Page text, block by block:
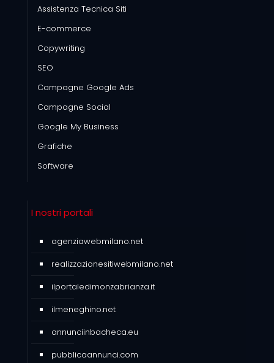
Assistenza Tecnica Siti
E-commerce
Copywriting
SEO
Campagne Google Ads
Campagne Social
Google My Business
Grafiche
Software
I nostri portali
agenziawebmilano.net
realizzazionesitiwebmilano.net
ilportaledimonzabrianza.it
ilmeneghino.net
annunciinbacheca.eu
pubblicaannunci.com